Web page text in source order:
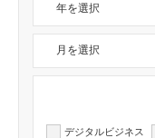
年を選択
月を選択
検索したい記事の
デジタルビジネス